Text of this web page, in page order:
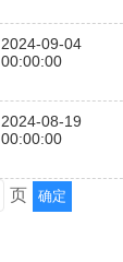
2024-09-04
00:00:00
2024-08-19
00:00:00
页 确定